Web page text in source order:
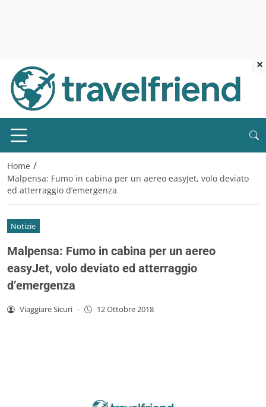
Home /
Malpensa: Fumo in cabina per un aereo easyJet, volo deviato
ed atterraggio d’emergenza
Notizie
Malpensa: Fumo in cabina per un aereo
easyJet, volo deviato ed atterraggio
d’emergenza
Viaggiare Sicuri - 12 Ottobre 2018
×